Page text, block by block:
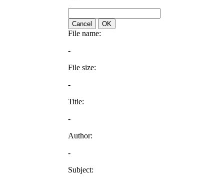
Cancel OK
File name:
-
File size:
-
Title:
-
Author:
-
Subject: